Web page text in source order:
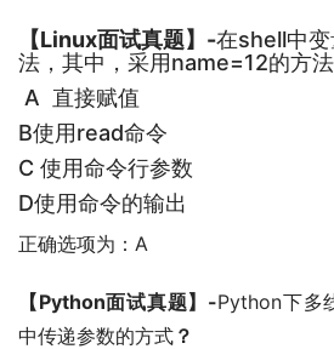
【Linux面试真题】-在shell中
法，其中，采用name=12的方
A 直接赋值
B使用read命令
C 使用命令行参数
D使用命令的输出
正确选项为：A
【Python面试真题】-Python下多
中传递参数的方式 ？